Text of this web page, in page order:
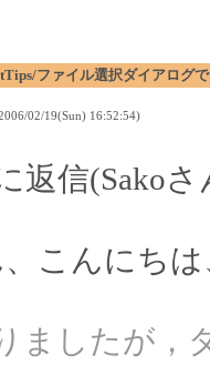
ファイル選択ダイアログ
02/19(Sun) 16:52:54)
返信(Sako
、こんにちは
ましたが，